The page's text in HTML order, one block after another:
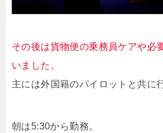
その後は貨物便の乗務員ケアや必
いました。
主には外国籍のパイロットと共に
朝は5:30から勤務。